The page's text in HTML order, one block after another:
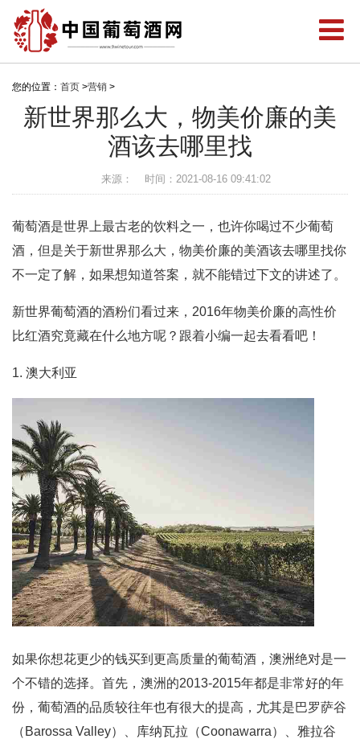
您的位置： 首页 >营销 >
新世界那么大，物美价廉的美
酒该去哪里找
来源： 时间：2021-08-16 09:41:02
葡萄酒是世界上最古老的饮料之一，也许你喝过不少葡萄
酒，但是关于新世界那么大，物美价廉的美酒该去哪里找你
不一定了解，如果想知道答案，就不能错过下文的讲述了。
新世界葡萄酒的酒粉们看过来，2016年物美价廉的高性价
比红酒究竟藏在什么地方呢？跟着小编一起去看看吧！
1. 澳大利亚
如果你想花更少的钱买到更高质量的葡萄酒，澳洲绝对是一
个不错的选择。首先，澳洲的2013-2015年都是非常好的年
份，葡萄酒的品质较往年也有很大的提高，尤其是巴罗萨谷
（Barossa Valley）、库纳瓦拉（Coonawarra）、雅拉谷